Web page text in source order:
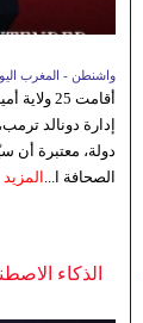
واشنطن - المغرب
أقامت 25
دولة، معتبرة أن
الصحافة ا... المزيد
الذكاء